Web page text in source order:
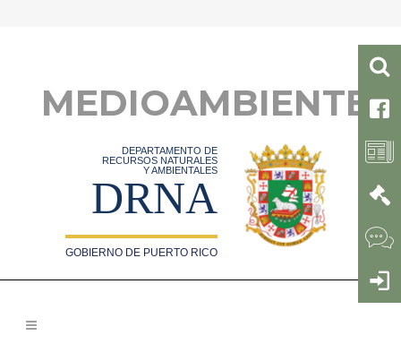
MEDIOAMBIENTE
DEPARTAMENTO DE
RECURSOS NATURALES
Y AMBIENTALES
DRNA
GOBIERNO DE PUERTO RICO